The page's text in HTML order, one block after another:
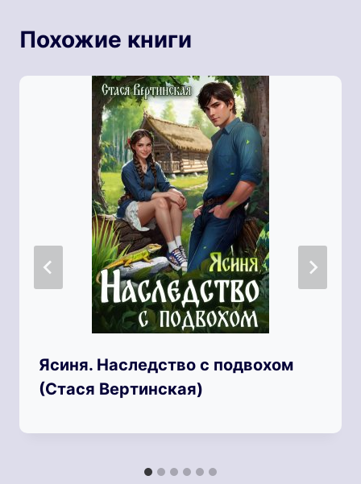
Похожие книги
Ясиня. Наследство с подвохом
(Стася Вертинская)